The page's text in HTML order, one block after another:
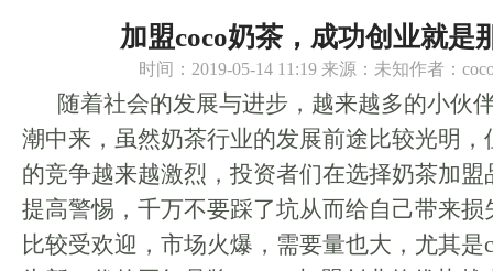
加盟coco奶茶，成功创业就是
时间：2019-05-14 11:19 来源：未知作者：
随着社会的发展与进步，越来越多的小伙
潮中来，虽然奶茶行业的发展前途比较光明，
的竞争越来越激烈，投资者们在选择奶茶加
提高警惕，千万不要踩了坑从而给自己带来损
比较受欢迎，市场火爆，需要量也大，尤其是